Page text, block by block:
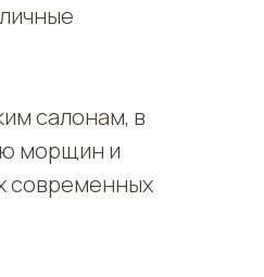
салонам, в
морщин и
современных